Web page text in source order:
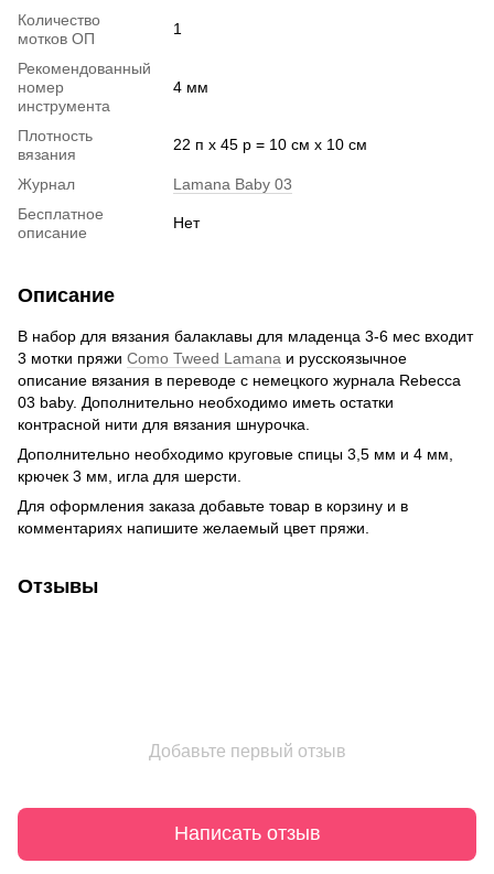
Количество
мотков ОП
1
Рекомендованный
номер
инструмента
4 мм
Плотность
вязания
22 п х 45 р = 10 см х 10 см
Журнал
Lamana Baby 03
Бесплатное
описание
Нет
Описание
В набор для вязания балаклавы для младенца 3-6 мес входит
3 мотки пряжи Como Tweed Lamana и русскоязычное
описание вязания в переводе с немецкого журнала Rebecca
03 baby. Дополнительно необходимо иметь остатки
контрасной нити для вязания шнурочка.
Дополнительно необходимо круговые спицы 3,5 мм и 4 мм,
крючек 3 мм, игла для шерсти.
Для оформления заказа добавьте товар в корзину и в
комментариях напишите желаемый цвет пряжи.
Отзывы
Добавьте первый отзыв
Написать отзыв